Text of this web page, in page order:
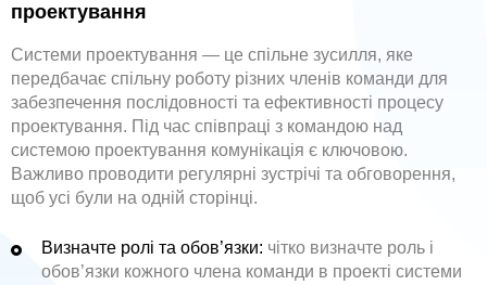
проектування
Системи проектування — це спільне зусилля, яке
передбачає спільну роботу різних членів команди для
забезпечення послідовності та ефективності процесу
проектування. Під час співпраці з командою над
системою проектування комунікація є ключовою.
Важливо проводити регулярні зустрічі та обговорення,
щоб усі були на одній сторінці.
Визначте ролі та обов’язки: чітко визначте роль і
обов’язки кожного члена команди в проекті системи